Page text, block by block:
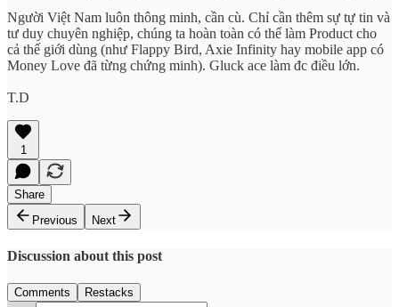
Người Việt Nam luôn thông minh, cần cù. Chỉ cần thêm sự tự tin và
tư duy chuyên nghiệp, chúng ta hoàn toàn có thể làm Product cho
cả thế giới dùng (như Flappy Bird, Axie Infinity hay mobile app có
Money Love đã từng chứng minh). Gluck ace làm đc điều lớn.
T.D
1
Share
Previous
Next
Discussion about this post
Comments Restacks